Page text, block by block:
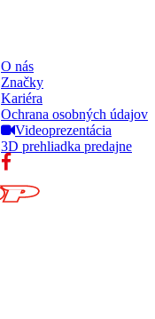
O nás
Značky
Kariéra
Ochrana osobných údajov
Videoprezentácia
3D prehliadka predajne